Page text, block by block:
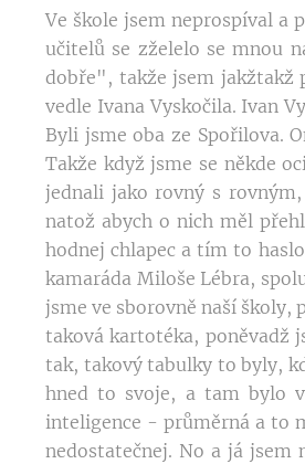
Ve škole jsem neprospíval a
učitelů se zželelo se mnou
dobře", takže jsem jakžtakž
vedle Ivana Vyskočila. Ivan
Byli jsme oba ze Spořilova.
Takže když jsme se někde
jednali jako rovný s
natož abych o nich měl
hodnej chlapec a tím to
kamaráda Miloše Lébra,
jsme ve sborovně naší školy,
taková kartotéka, poněvadž
tak, takový tabulky to byly,
hned to svoje, a tam bylo
inteligence - průměrná a to
nedostatečnej. No a já